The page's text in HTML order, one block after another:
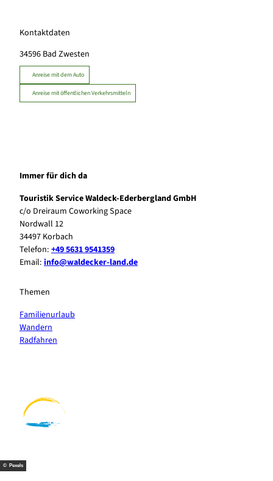
Kontaktdaten
34596 Bad Zwesten
Anreise mit dem Auto
Anreise mit öffentlichen Verkehrsmitteln
Immer für dich da
Touristik Service Waldeck-Ederbergland GmbH
c/o Dreiraum Coworking Space
Nordwall 12
34497 Korbach
Telefon: +49 5631 9541359
Email: info@waldecker-land.de
Themen
Familienurlaub
Wandern
Radfahren
b
n
t
r
e
t
u
b
© Pexels